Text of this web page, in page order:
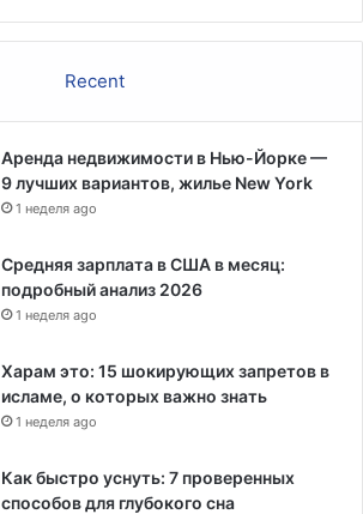
Recent
Аренда недвижимости в Нью-Йорке —
9 лучших вариантов, жилье New York
1 неделя ago
Средняя зарплата в США в месяц:
подробный анализ 2026
1 неделя ago
Харам это: 15 шокирующих запретов в
исламе, о которых важно знать
1 неделя ago
Как быстро уснуть: 7 проверенных
способов для глубокого сна